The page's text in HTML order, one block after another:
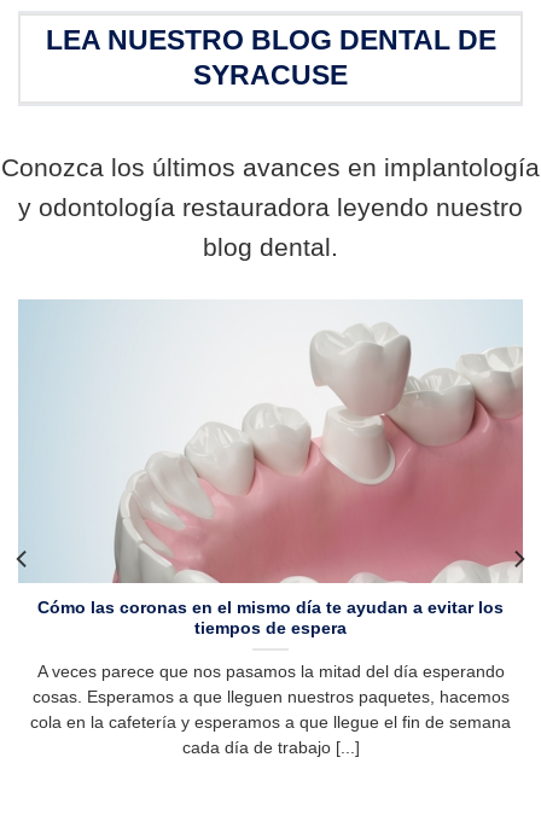
LEA NUESTRO BLOG DENTAL DE
SYRACUSE
Conozca los últimos avances en implantología
y odontología restauradora leyendo nuestro
blog dental.
Cómo las coronas en el mismo día te ayudan a evitar los
tiempos de espera
A veces parece que nos pasamos la mitad del día esperando
cosas. Esperamos a que lleguen nuestros paquetes, hacemos
cola en la cafetería y esperamos a que llegue el fin de semana
cada día de trabajo [...]